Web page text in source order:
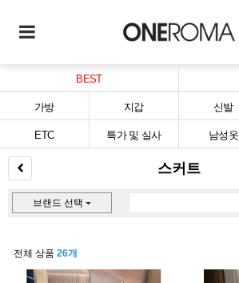
BEST
가방 지갑 신발
ETC 특가 및 실사 남성옷
스커트
브랜드 선택
전체 상품 26개